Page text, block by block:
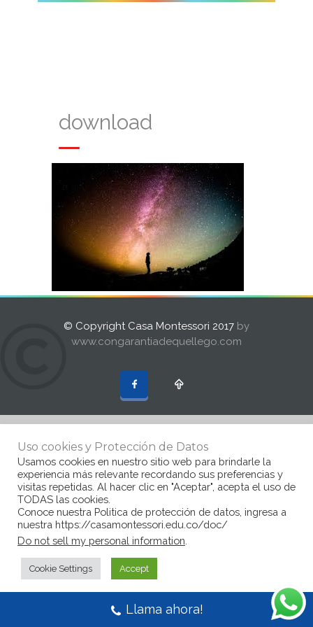
download
© Copyright Casa Montessori 2017 by
www.congarantiadequellego.com
Uso cookies y Protección de Datos
Usamos cookies en nuestro sitio web para brindarle la
experiencia más relevante recordando sus preferencias y
visitas repetidas. Al hacer clic en "Aceptar", acepta el uso de
TODAS las cookies.
Conoce nuestra Politica de protección de datos, ingresa a
nuestra https://casamontessori.edu.co/doc/
Do not sell my personal information
Cookie Settings Accept
Llama ahora!